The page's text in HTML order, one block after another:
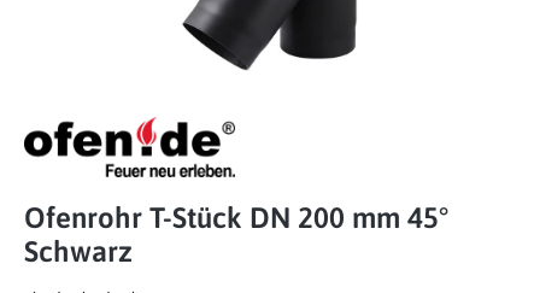
Ofenrohr T-Stück DN 200 mm 45°
Schwarz